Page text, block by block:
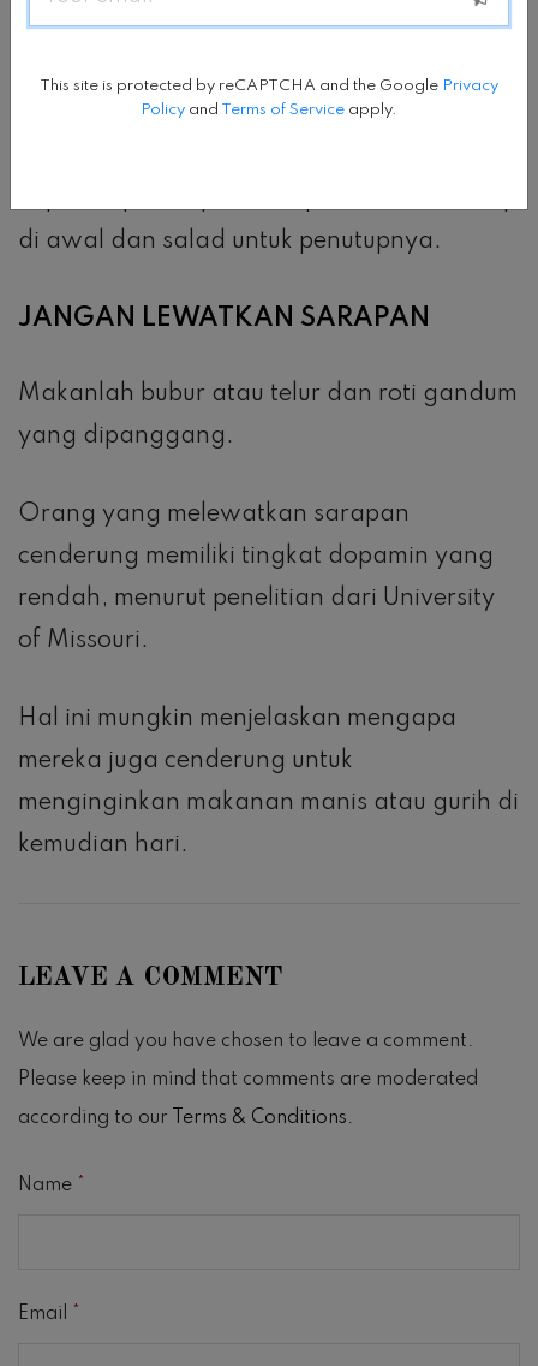
Teknik ini membuat Anda merasa seperti
berada di perjamuan makan mewah.
di awal dan salad untuk penutupnya.
JANGAN LEWATKAN SARAPAN
Makanlah bubur atau telur dan roti gandum
yang dipanggang.
Orang yang melewatkan sarapan
cenderung memiliki tingkat dopamin yang
rendah, menurut penelitian dari University
of Missouri.
Hal ini mungkin menjelaskan mengapa
mereka juga cenderung untuk
menginginkan makanan manis atau gurih di
kemudian hari.
LEAVE A COMMENT
We are glad you have chosen to leave a comment.
Please keep in mind that comments are moderated
according to our Terms & Conditions.
Name
Email
This site is protected by reCAPTCHA and the Google Privacy
Policy and Terms of Service apply.